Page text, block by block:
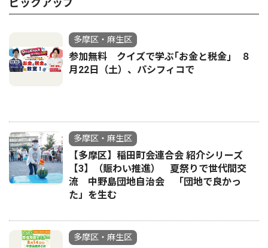
ピックアップ
多摩区・麻生区
参加無料 クイズで学ぶ｢お金と税金｣ ８
月22日（土）、パシフィコで
多摩区・麻生区
【多摩区】稲田町会連合会 紹介シリーズ
【3】（賑わい推進） 夏祭りで世代間交
流 中野島団地自治会 「団地で良かっ
た」を生む
多摩区・麻生区